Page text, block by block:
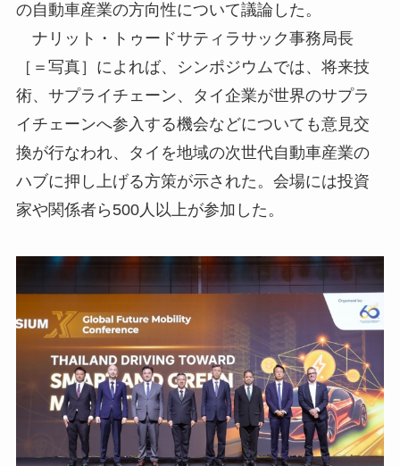
の自動車産業の方向性について議論した。
ナリット・トゥードサティラサック事務局長
［＝写真］によれば、シンポジウムでは、将来技
術、サプライチェーン、タイ企業が世界のサプラ
イチェーンへ参入する機会などについても意見交
換が行なわれ、タイを地域の次世代自動車産業の
ハブに押し上げる方策が示された。会場には投資
家や関係者ら500人以上が参加した。